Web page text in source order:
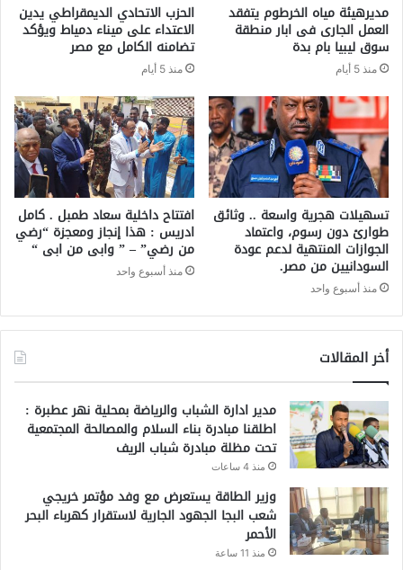
مديرهيئة مياه الخرطوم يتفقد
العمل الجارى فى ابار منطقة
سوق ليبيا بام بدة
منذ 5 أيام
الحزب الاتحادي الديمقراطي يدين
الاعتداء على ميناء دمياط ويؤكد
تضامنه الكامل مع مصر
منذ 5 أيام
تسهيلات هجرية واسعة .. وثائق
طوارئ دون رسوم، واعتماد
الجوازات المنتهية لدعم عودة
السودانيين من مصر.
منذ أسبوع واحد
افتتاح داخلية سعاد طمبل . كامل
ادريس : هذا إنجاز ومعجزة “رضي
من رضي” – ” وابى من ابى “
منذ أسبوع واحد
أخر المقالات
مدير ادارة الشباب والرياضة بمحلية نهر عطبرة :
اطلقنا مبادرة بناء السلام والمصالحة المجتمعية
تحت مظلة مبادرة شباب الريف
منذ 4 ساعات
وزير الطاقة يستعرض مع وفد مؤتمر خريجي
شعب البجا الجهود الجارية لاستقرار كهرباء البحر
الأحمر
منذ 11 ساعة